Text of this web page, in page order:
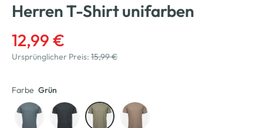
Herren T-Shirt unifarben
12,99 €
Ursprünglicher Preis: 15,99 €
Farbe Grün